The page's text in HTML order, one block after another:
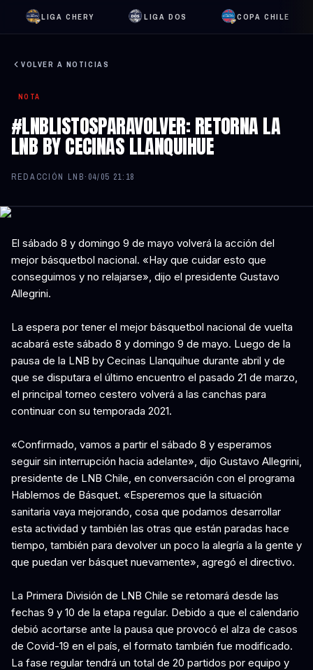
LIGA CHERY LIGA DOS COPA CHILE
VOLVER A NOTICIAS
NOTA
#LNBLISTOSPARAVOLVER: RETORNA LA
LNB BY CECINAS LLANQUIHUE
REDACCIÓN LNB· 04/05 21:18
El sábado 8 y domingo 9 de mayo volverá la acción del
mejor básquetbol nacional. «Hay que cuidar esto que
conseguimos y no relajarse», dijo el presidente Gustavo
Allegrini.
La espera por tener el mejor básquetbol nacional de vuelta
acabará este sábado 8 y domingo 9 de mayo. Luego de la
pausa de la LNB by Cecinas Llanquihue durante abril y de
que se disputara el último encuentro el pasado 21 de marzo,
el principal torneo cestero volverá a las canchas para
continuar con su temporada 2021.
«Confirmado, vamos a partir el sábado 8 y esperamos
seguir sin interrupción hacia adelante», dijo Gustavo Allegrini,
presidente de LNB Chile, en conversación con el programa
Hablemos de Básquet. «Esperemos que la situación
sanitaria vaya mejorando, cosa que podamos desarrollar
esta actividad y también las otras que están paradas hace
tiempo, también para devolver un poco la alegría a la gente y
que puedan ver básquet nuevamente», agregó el directivo.
La Primera División de LNB Chile se retomará desde las
fechas 9 y 10 de la etapa regular. Debido a que el calendario
debió acortarse ante la pausa que provocó el alza de casos
de Covid-19 en el país, el formato también fue modificado.
La fase regular tendrá un total de 20 partidos por equipo y